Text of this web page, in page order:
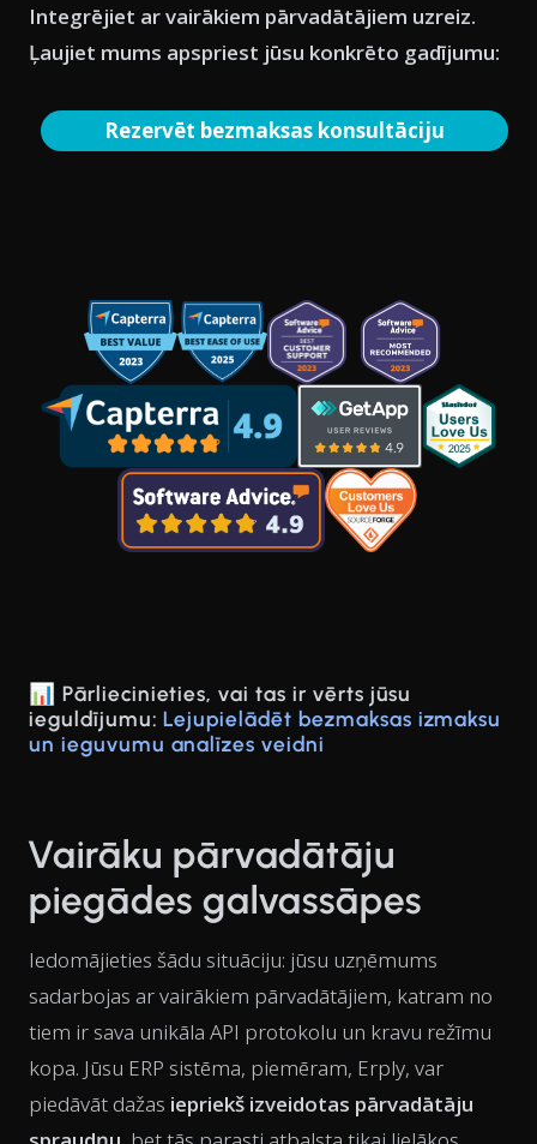
Integrējiet ar vairākiem pārvadātājiem uzreiz.
Ļaujiet mums apspriest jūsu konkrēto gadījumu:
Rezervēt bezmaksas konsultāciju
📊 Pārliecinieties, vai tas ir vērts jūsu
ieguldījumu:Lejupielādēt bezmaksas izmaksu
un ieguvumu analīzes veidni
Vairāku pārvadātāju
piegādes galvassāpes
Iedomājieties šādu situāciju: jūsu uzņēmums
sadarbojas ar vairākiem pārvadātājiem, katram no
tiem ir sava unikāla API protokolu un kravu režīmu
kopa. Jūsu ERP sistēma, piemēram, Erply, var
piedāvāt dažas iepriekš izveidotas pārvadātāju